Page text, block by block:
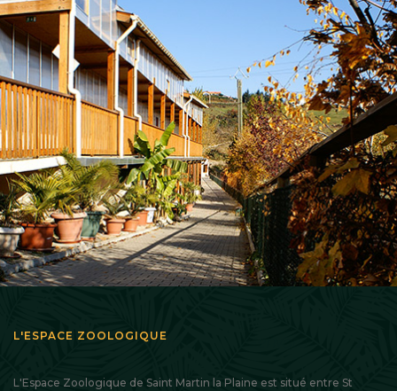
L'ESPACE ZOOLOGIQUE
L'Espace Zoologique de Saint Martin la Plaine est situé entre St